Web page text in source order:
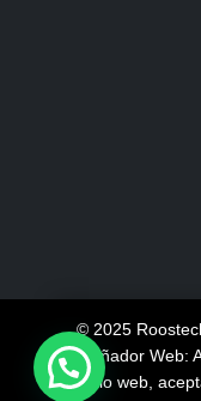
© 2025
Diseñador Web:
sitio web,